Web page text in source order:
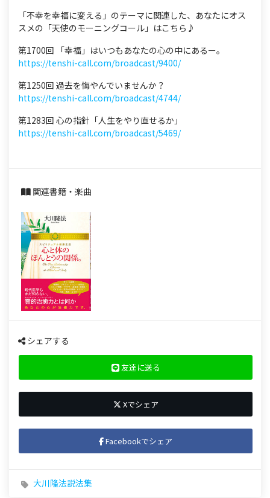
「不幸を幸福に変える」のテーマに関連した、あなたにオス
スメの「天使のモーニングコール」はこちら♪
第1700回 「幸福」はいつもあなたの心の中にあるー。
https://tenshi-call.com/broadcast/9400/
第1250回 過去を悔やんでいませんか？
https://tenshi-call.com/broadcast/4744/
第1283回 心の指針「人生をやり直せるか」
https://tenshi-call.com/broadcast/5469/
関連書籍・楽曲
シェアする
友達に送る
Xでシェア
Facebookでシェア
大川隆法説法集